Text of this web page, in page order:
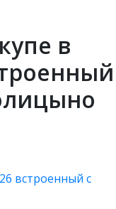
в